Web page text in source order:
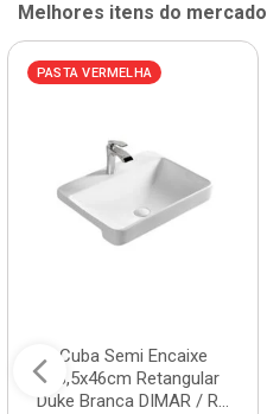
Melhores itens do mercado
PASTA VERMELHA
Cuba Semi Encaixe
58,5x46cm Retangular
Duke Branca DIMAR / R...